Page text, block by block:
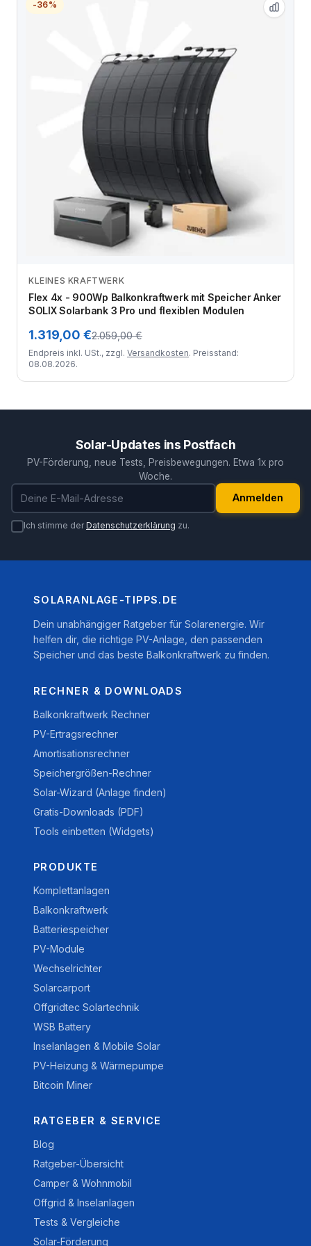
-36%
Zum Angebot
KLEINES KRAFTWERK
Flex 4x - 900Wp Balkonkraftwerk mit Speicher Anker
SOLIX Solarbank 3 Pro und flexiblen Modulen
1.319,00 €2.059,00 €
Endpreis inkl. USt., zzgl. Versandkosten. Preisstand:
08.08.2026.
Solar-Updates ins Postfach
PV-Förderung, neue Tests, Preisbewegungen. Etwa 1x pro
Woche.
E-Mail-Adresse
Anmelden
Ich stimme derDatenschutzerklärung zu.
SOLARANLAGE-TIPPS.DE
Dein unabhängiger Ratgeber für Solarenergie. Wir
helfen dir, die richtige PV-Anlage, den passenden
Speicher und das beste Balkonkraftwerk zu finden.
RECHNER & DOWNLOADS
Balkonkraftwerk Rechner
PV-Ertragsrechner
Amortisationsrechner
Speichergrößen-Rechner
Solar-Wizard (Anlage finden)
Gratis-Downloads (PDF)
Tools einbetten (Widgets)
PRODUKTE
Komplettanlagen
Balkonkraftwerk
Batteriespeicher
PV-Module
Wechselrichter
Solarcarport
Offgridtec Solartechnik
WSB Battery
Inselanlagen & Mobile Solar
PV-Heizung & Wärmepumpe
Bitcoin Miner
RATGEBER & SERVICE
Blog
Ratgeber-Übersicht
Camper & Wohnmobil
Offgrid & Inselanlagen
Tests & Vergleiche
Solar-Förderung